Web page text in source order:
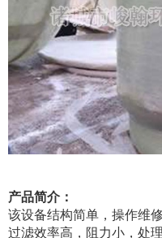
产品简介：
该设备结构简单，操作维
过滤效率高，阻力小，处